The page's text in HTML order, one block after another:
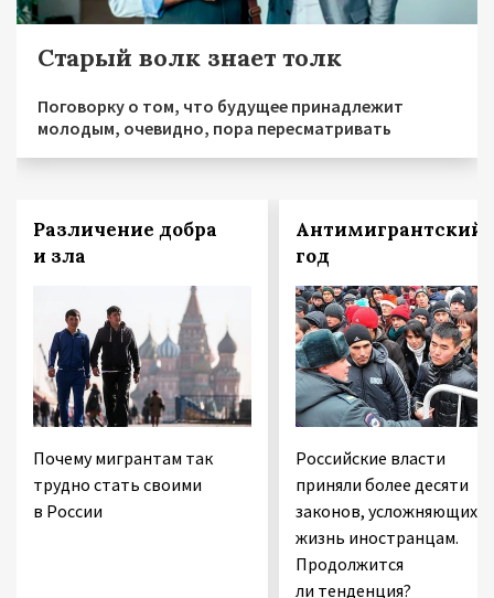
Старый волк знает толк
Поговорку о том, что будущее принадлежит
молодым, очевидно, пора пересматривать
Различение добра
и зла
Почему мигрантам так
трудно стать своими
в России
Антимигрантский
год
Российские власти
приняли более десяти
законов, усложняющих
жизнь иностранцам.
Продолжится
ли тенденция?